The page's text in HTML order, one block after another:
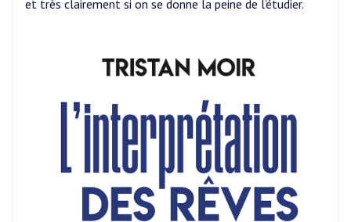
et très clairement si on se donne la peine de l’étudier.